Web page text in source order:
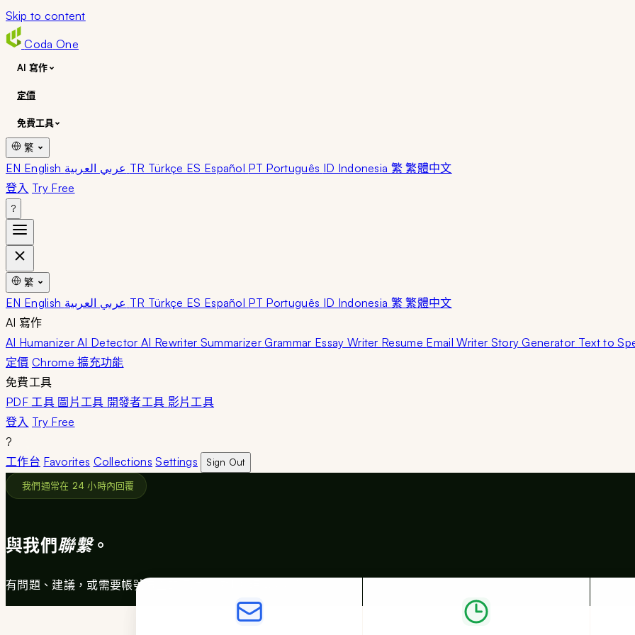
Skip to content
Coda One
AI 寫作
定價
免費工具
繁
EN English TR Türkçe ES Español PT Português ID Indonesia 繁 繁體中文
登入 Try Free
?
繁
EN English TR Türkçe ES Español PT Português ID Indonesia 繁 繁體中文
AI 寫作
AI HumanizerAI DetectorAI Rewriter SummarizerGrammar Essay Writer Resume Email Writer Story Generator Text to
定價 Chrome 擴充功能
免費工具
PDF 工具 圖片工具 開發者工具 影片工具
登入 Try Free
?
工作台 Favorites Collections Settings Sign Out
我們通常在 24 小時內回覆
與我們聯繫。
有問題、建議，或需要帳號方面的協助？歡迎隨時聯繫我們。